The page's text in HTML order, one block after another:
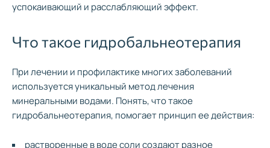
успокаивающий и расслабляющий эффект.
Что такое гидробальнеотерапия
При лечении и профилактике многих заболеваний
используется уникальный метод лечения
минеральными водами. Понять, что такое
гидробальнеотерапия, помогает принцип ее действия:
растворенные в воде соли создают разное